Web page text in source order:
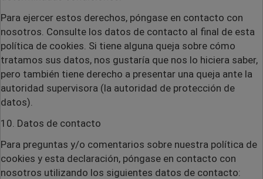
Para ejercer estos derechos, póngase en contacto con
nosotros. Consulte los datos de contacto al final de esta
política de cookies. Si tiene alguna queja sobre cómo
tratamos sus datos, nos gustaría que nos lo hiciera saber,
pero también tiene derecho a presentar una queja ante la
autoridad supervisora (la autoridad de protección de
datos).
10. Datos de contacto
Para preguntas y/o comentarios sobre nuestra política de
cookies y esta declaración, póngase en contacto con
nosotros utilizando los siguientes datos de contacto: